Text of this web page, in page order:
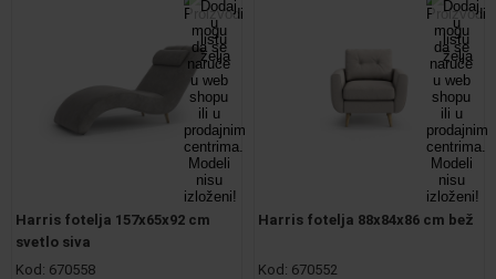
Harris fotelja 157x65x92 cm
svetlo siva
Kod: 670558
Harris fotelja 88x84x86 cm bež
Kod: 670552